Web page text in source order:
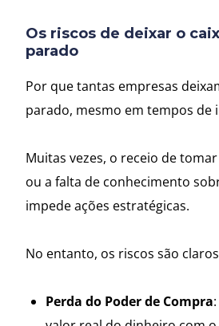
Os riscos de deixar o
parado
Por que tantas empresas
parado, mesmo em tempos de
Muitas vezes, o receio de
ou a falta de conhecimento
impede ações estratégicas.
No entanto, os riscos são
Perda do Poder de Compra